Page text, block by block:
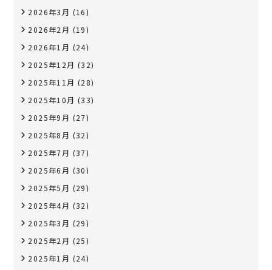
2026年3月 (16)
2026年2月 (19)
2026年1月 (24)
2025年12月 (32)
2025年11月 (28)
2025年10月 (33)
2025年9月 (27)
2025年8月 (32)
2025年7月 (37)
2025年6月 (30)
2025年5月 (29)
2025年4月 (32)
2025年3月 (29)
2025年2月 (25)
2025年1月 (24)